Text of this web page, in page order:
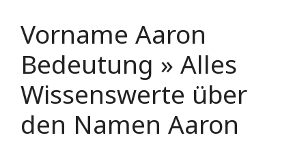
Vorname Aaron
Bedeutung » Alles
Wissenswerte über
den Namen Aaron